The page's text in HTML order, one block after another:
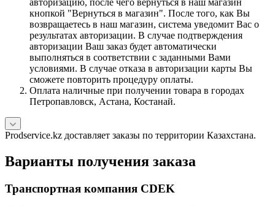
кнопкой "Вернуться в магазин". После того, как Вы
возвращаетесь в наш магазин, система уведомит Вас о
результатах авторизации. В случае подтверждения
авторизации Ваш заказ будет автоматически
выполняться в соответствии с заданными Вами
условиями. В случае отказа в авторизации карты Вы
сможете повторить процедуру оплаты.
Оплата наличные при получении товара в городах
Петропавловск, Астана, Костанай.
Prodservice.kz доставляет заказы по территории Казахстана.
Варианты получения заказа
Транспортная компания CDEK